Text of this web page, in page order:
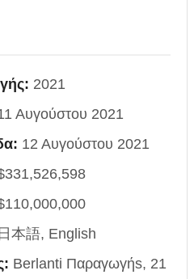
2021
Αυγούστου 2021
12 Αυγούστου 2021
日本語, English
Berlanti Παραγωγήs, 21